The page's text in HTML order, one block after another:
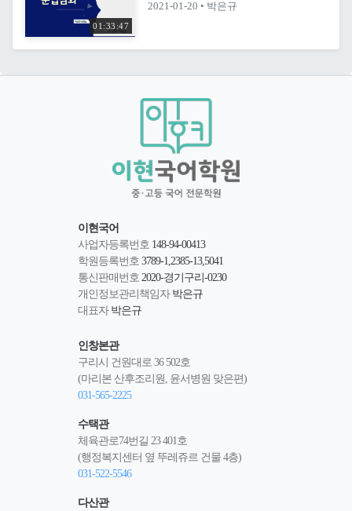
01:33:47
2021-01-20 • 박은규
이현국어
사업자등록번호 148-94-00413
학원등록번호3789-1,2385-13,5041
통신판매번호 2020-경기구리-0230
개인정보관리책임자박은규
대표자박은규
인창본관
구리시 건원대로 36 502호
(마리본 산후조리원, 윤서병원 맞은편)
031-565-2225
수택관
체육관로74번길 23 401호
(행정복지센터 옆 뚜레쥬르 건물 4층)
031-522-5546
다산관